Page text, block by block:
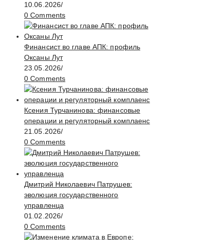
10.06.2026/
0 Comments
Финансист во главе АПК: профиль
Оксаны Лут
23.05.2026/
0 Comments
Ксения Турчанинова: финансовые
операции и регуляторный комплаенс
21.05.2026/
0 Comments
Дмитрий Николаевич Патрушев:
эволюция государственного
управленца
01.02.2026/
0 Comments